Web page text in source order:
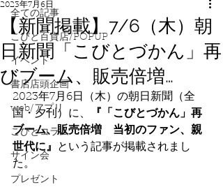
全ての記事
こびと百貨店/POPUP
イベント
書店店頭企画
web/アプリ
こびとコラム
サイン会
プレゼント
【新聞掲載】7/6（木）朝
日新聞「こびとづかん」再
びブーム、販売倍増…
2023年7月6日
2023年7月6日（木）の朝日新聞（全
国・夕刊）に、
『「こびとづかん」再
ブーム、販売倍増　当初のファン、親
世代に』
という記事が掲載されまし
た。